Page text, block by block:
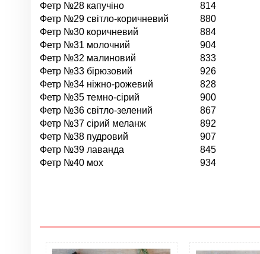
Фетр №28 капучіно
814
Фетр №29 світло-коричневий
880
Фетр №30 коричневий
884
Фетр №31 молочний
904
Фетр №32 малиновий
833
Фетр №33 бірюзовий
926
Фетр №34 ніжно-рожевий
828
Фетр №35 темно-сірий
900
Фетр №36 світло-зелений
867
Фетр №37 сірий меланж
892
Фетр №38 пудровий
907
Фетр №39 лаванда
845
Фетр №40 мох
934